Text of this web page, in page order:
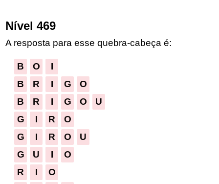
Nível 469
A resposta para esse quebra-cabeça é:
B O
I
B
R I G
O
B
R I G O
U
G
I R
O
G
I R O
U
G
U I
O
R
I
O